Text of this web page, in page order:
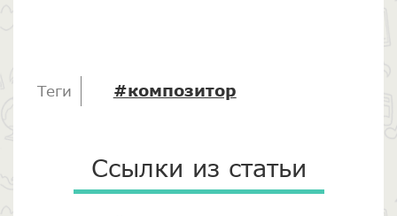
Теги #композитор
Ссылки из статьи